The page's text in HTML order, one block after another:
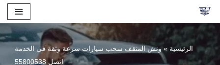
تخطى
إلى
المحتوى
الرئيسية » ونش المنقف سحب سيارات سرعة وثقة في الخدمة
اتصل 55800538